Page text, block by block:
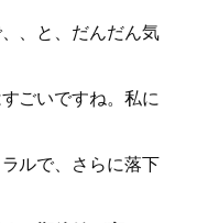
、と、だんだん気
ごいですね。私に
ルで、さらに落下